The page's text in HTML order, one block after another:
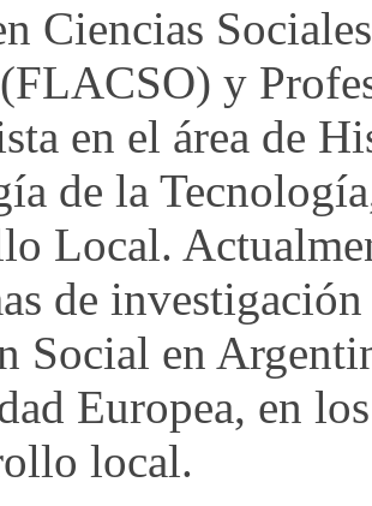
Ciencias
y
en el área de
de la
Local.
de
Social en
Europea, en
local.